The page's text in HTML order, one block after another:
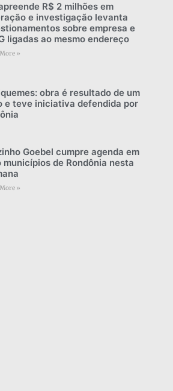
R$ 2 milhões em
e investigação levanta
sobre empresa e
ligadas ao mesmo endereço
»
obra é resultado de um
e teve iniciativa defendida por
Goebel cumpre agenda em
municípios de Rondônia nesta
»